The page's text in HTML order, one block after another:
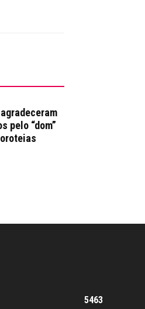
pelo “dom”
5463